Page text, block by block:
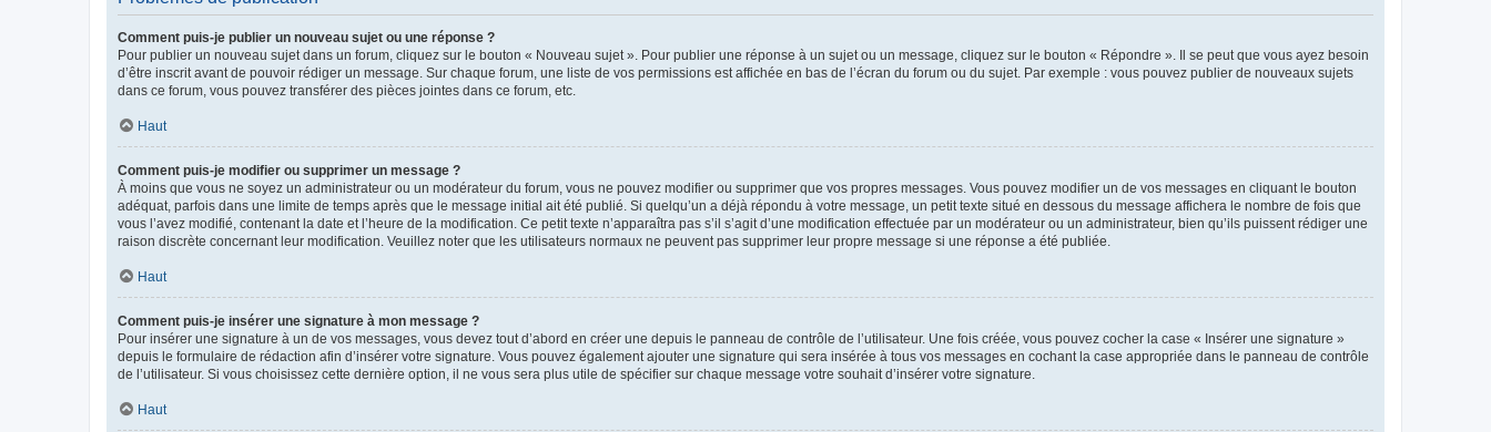
Comment puis-je publier un nouveau sujet ou une réponse ?
Pour publier un nouveau sujet dans un forum, cliquez sur le bouton « Nouveau sujet ». Pour publier une réponse à un sujet ou un message, cliquez sur le bouton « Répondre ». Il se peut que vous ayez besoin
d’être inscrit avant de pouvoir rédiger un message. Sur chaque forum, une liste de vos permissions est affichée en bas de l’écran du forum ou du sujet. Par exemple : vous pouvez publier de nouveaux sujets
dans ce forum, vous pouvez transférer des pièces jointes dans ce forum, etc.
Haut
Comment puis-je modifier ou supprimer un message ?
À moins que vous ne soyez un administrateur ou un modérateur du forum, vous ne pouvez modifier ou supprimer que vos propres messages. Vous pouvez modifier un de vos messages en cliquant le bouton
adéquat, parfois dans une limite de temps après que le message initial ait été publié. Si quelqu’un a déjà répondu à votre message, un petit texte situé en dessous du message affichera le nombre de fois que
vous l’avez modifié, contenant la date et l’heure de la modification. Ce petit texte n’apparaîtra pas s’il s’agit d’une modification effectuée par un modérateur ou un administrateur, bien qu’ils puissent rédiger une
raison discrète concernant leur modification. Veuillez noter que les utilisateurs normaux ne peuvent pas supprimer leur propre message si une réponse a été publiée.
Haut
Comment puis-je insérer une signature à mon message ?
Pour insérer une signature à un de vos messages, vous devez tout d’abord en créer une depuis le panneau de contrôle de l’utilisateur. Une fois créée, vous pouvez cocher la case « Insérer une signature »
depuis le formulaire de rédaction afin d’insérer votre signature. Vous pouvez également ajouter une signature qui sera insérée à tous vos messages en cochant la case appropriée dans le panneau de contrôle
de l’utilisateur. Si vous choisissez cette dernière option, il ne vous sera plus utile de spécifier sur chaque message votre souhait d’insérer votre signature.
Haut